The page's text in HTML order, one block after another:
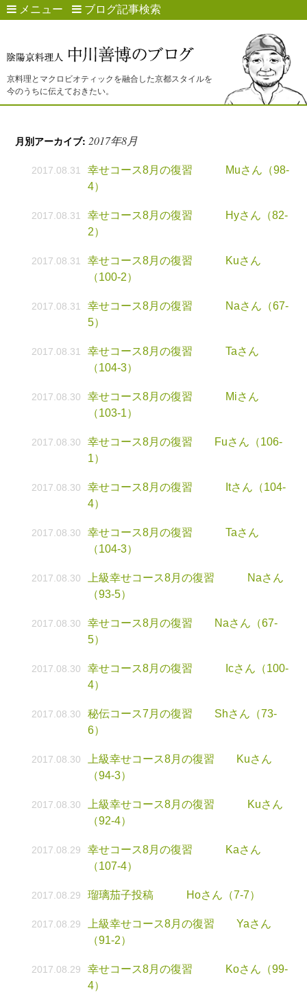
メニュー ブログ記事検索
京料理とマクロビオティックを融合した京都スタイルを
今のうちに伝えておきたい。
月別アーカイブ:2017年8月
2017.08.31
幸せコース8月の復習 Muさん（98-
4）
2017.08.31
幸せコース8月の復習 Hyさん（82-
2）
2017.08.31
幸せコース8月の復習 Kuさん
（100-2）
2017.08.31
幸せコース8月の復習 Naさん（67-
5）
2017.08.31
幸せコース8月の復習 Taさん
（104-3）
2017.08.30
幸せコース8月の復習 Miさん
（103-1）
2017.08.30
幸せコース8月の復習 Fuさん（106-
1）
2017.08.30
幸せコース8月の復習 Itさん（104-
4）
2017.08.30
幸せコース8月の復習 Taさん
（104-3）
2017.08.30
上級幸せコース8月の復習 Naさん
（93-5）
2017.08.30
幸せコース8月の復習 Naさん（67-
5）
2017.08.30
幸せコース8月の復習 Icさん（100-
4）
2017.08.30
秘伝コース7月の復習 Shさん（73-
6）
2017.08.30
上級幸せコース8月の復習 Kuさん
（94-3）
2017.08.30
上級幸せコース8月の復習 Kuさん
（92-4）
2017.08.29
幸せコース8月の復習 Kaさん
（107-4）
2017.08.29 瑠璃茄子投稿 Hoさん（7-7）
2017.08.29
上級幸せコース8月の復習 Yaさん
（91-2）
2017.08.29
幸せコース8月の復習 Koさん（99-
4）